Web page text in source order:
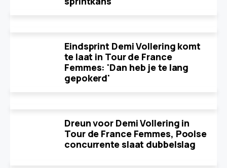
Eindsprint Demi Vollering komt
te laat in Tour de France
Femmes: 'Dan heb je te lang
gepokerd'
Dreun voor Demi Vollering in
Tour de France Femmes, Poolse
concurrente slaat dubbelslag